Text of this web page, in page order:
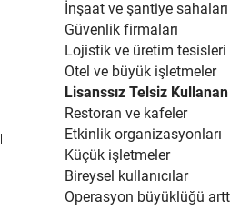
İnşaat ve şantiye sahaları
Güvenlik firmaları
Lojistik ve üretim tesisleri
Otel ve büyük işletmeler
Lisanssız Telsiz
Restoran ve kafeler
Etkinlik organizasyonları
Küçük işletmeler
Bireysel kullanıcılar
Operasyon büyüklüğü